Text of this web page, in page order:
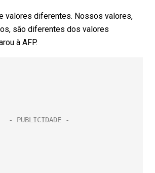
valores diferentes. Nossos valores,
são diferentes dos valores
à AFP.